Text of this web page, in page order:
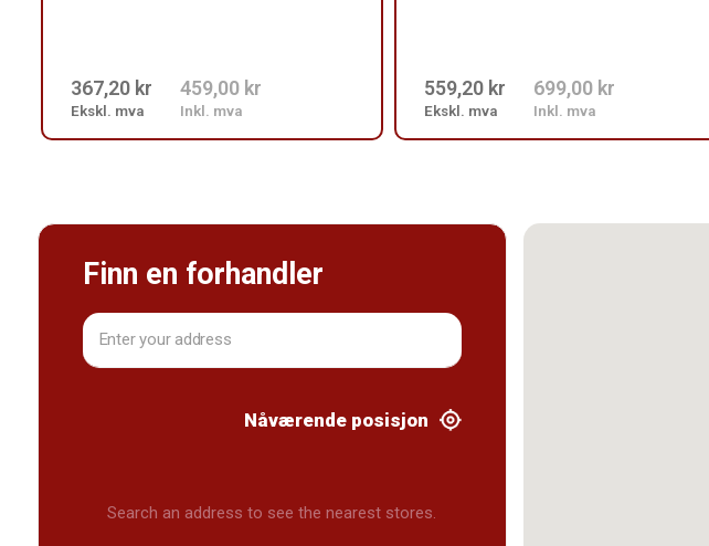
367,20 kr
Ekskl. mva
459,00 kr
Inkl. mva
559,20 kr
Ekskl. mva
699,00 kr
Inkl. mva
Finn en forhandler
Nåværende posisjon
Search an address to see the nearest stores.